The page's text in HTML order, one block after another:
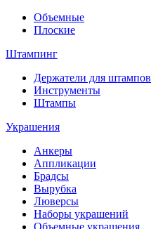
Объемные
Плоские
Штампинг
Держатели для штампов
Инструменты
Штампы
Украшения
Анкеры
Аппликации
Брадсы
Вырубка
Люверсы
Наборы украшений
Объемные украшения